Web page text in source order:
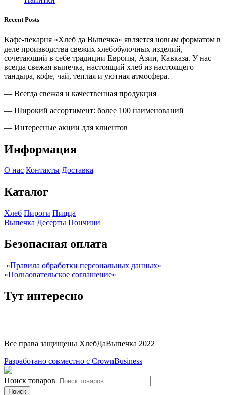
Recent Posts
Кафе-пекарня «Хлеб да Выпечка» является новым форматом в
деле производства свежих хлебобулочных изделий,
сочетающий в себе традиции Европы, Азии, Кавказа. У нас
всегда свежая выпечка, настоящий хлеб из настоящего
тандыра, кофе, чай, теплая и уютная атмосфера.
— Всегда свежая и качественная продукция
— Широкий ассортимент: более 100 наименований
— Интересные акции для клиентов
Информация
О нас Контакты Доставка
Каталог
Хлеб Пироги Пицца
Выпечка Десерты Пончини
Безопасная оплата
«Правила обработки персональных данных»
«Пользовательское соглашение»
Тут интересно
Все права защищены ХлебДаВыпечка 2022
Разработано совместно с CrownBusiness
Поиск товаров
Поиск